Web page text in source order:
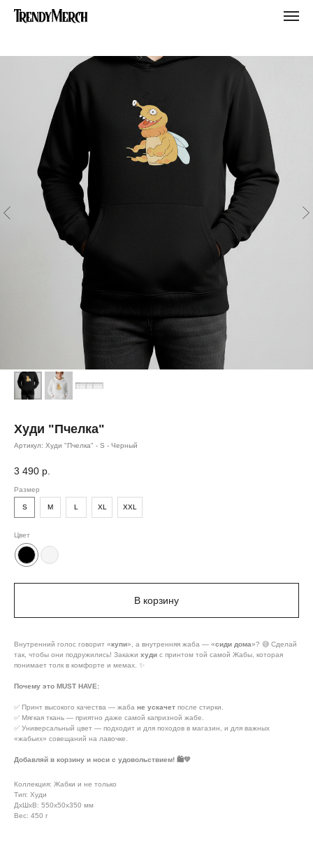
Худи "Пчелка"
Артикул: Худи "Пчелка" - S - Черный
3 490 р.
Размер
S M L XL XXL
Цвет
В корзину
Внутренний голос говорит «купи», а внутренняя жаба — «сиди дома»? 😅 Сделай
так, чтобы они подружились! Закажи худи с принтом той самой Жабы, которая
понимает толк в комфорте и мемах. ✨
Почему это MUST HAVE:
✅ Принт высокого качества — жаба не ускачет после стирки.
✅ Мягкая ткань — приятно даже самой капризной жабе.
✅ Универсальный цвет — подходит и для походов в магазин, и для важных
«жабьих» совещаний на лавочке.
Добавляй в корзину и носи с удовольствием! 🛍️💚
Коллекция: Жабки и не только
Тип: Худи
ДxШxВ: 550x50x350 мм
Вес: 450 г